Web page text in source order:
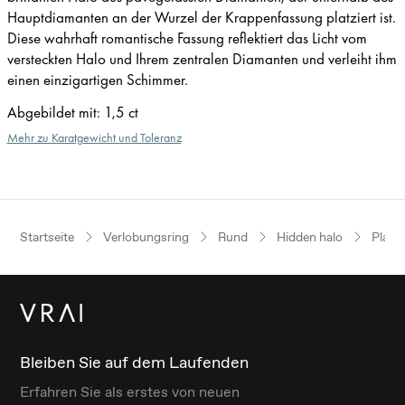
Hauptdiamanten an der Wurzel der Krappenfassung platziert ist.
Diese wahrhaft romantische Fassung reflektiert das Licht vom
versteckten Halo und Ihrem zentralen Diamanten und verleiht ihm
einen einzigartigen Schimmer.
Abgebildet mit: 1,5 ct
Mehr zu Karatgewicht und Toleranz
Startseite Verlobungsring Rund Hidden halo Platin
Bleiben Sie auf dem Laufenden
Erfahren Sie als erstes von neuen